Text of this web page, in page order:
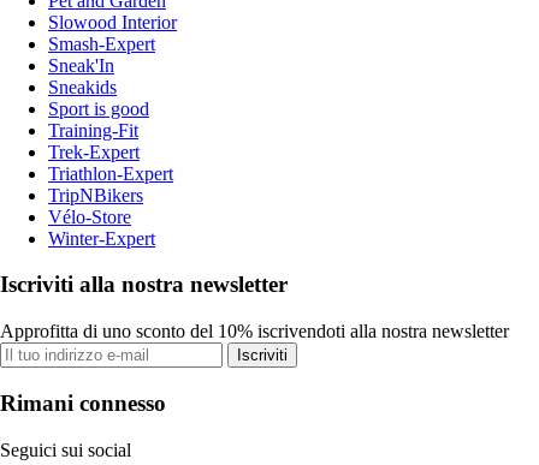
Slowood Interior
Smash-Expert
Sneak'In
Sneakids
Sport is good
Training-Fit
Trek-Expert
Triathlon-Expert
TripNBikers
Vélo-Store
Winter-Expert
Iscriviti alla nostra newsletter
Approfitta di uno sconto del 10% iscrivendoti alla nostra newsletter
Iscriviti
Rimani connesso
Seguici sui social